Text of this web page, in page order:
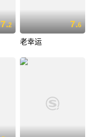
7.2 7.6
老幸运